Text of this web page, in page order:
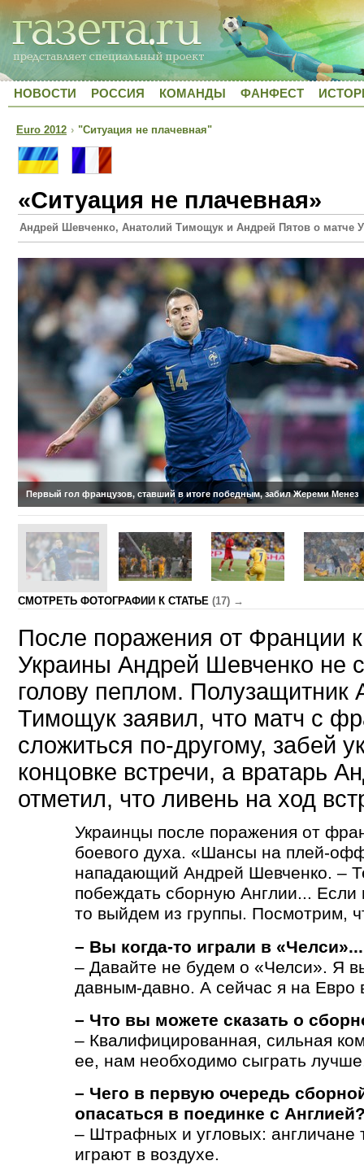
НОВОСТИ РОССИЯ КОМАНДЫ ФАНФЕСТ
Euro 2012 › "Ситуация не плачевная"
«Ситуация не плачевная»
Андрей Шевченко, Анатолий Тимощук и Андрей Пятов о матче
Первый гол французов, ставший в итоге победным, забил Жереми Менез
CМОТРЕТЬ ФОТОГРАФИИ К СТАТЬЕ (17) →
После поражения от Франции
Украины Андрей Шевченко не
голову пеплом. Полузащитник
Тимощук заявил, что матч с
сложиться по-другому, забей
концовке встречи, а вратарь
отметил, что ливень на ход
Украинцы после поражения от
боевого духа. «Шансы на плей-
нападающий Андрей Шевченко. –
побеждать сборную Англии...
то выйдем из группы. Посмотрим,
– Вы когда-то играли в «Челси»...
– Давайте не будем о «Челси». Я
давным-давно. А сейчас я на Евро
– Что вы можете сказать о
– Квалифицированная, сильная
ее, нам необходимо сыграть
– Чего в первую очередь
опасаться в поединке с
– Штрафных и угловых: англичане
играют в воздухе.